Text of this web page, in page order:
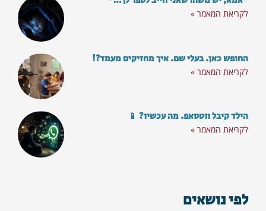
לקריאת המאמר »
החופש כאן. בעלי שם. איך מחזיקים מעמד?!
לקריאת המאמר »
הילד קיבל ווטסאפ. מה עכשיו? 📱
לקריאת המאמר »
לפי נושאים